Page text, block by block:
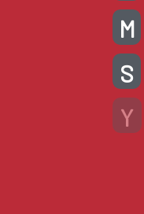
M
S
Y